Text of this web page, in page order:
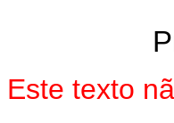
Este texto